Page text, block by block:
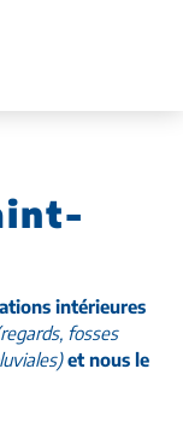
intérieures
fosses
et nous le